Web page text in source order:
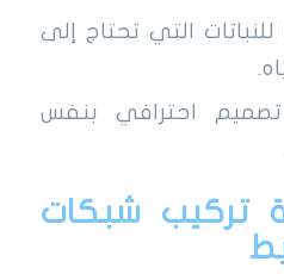
التي تحتاج إلى
احترافي بنفس
تركيب شبكات